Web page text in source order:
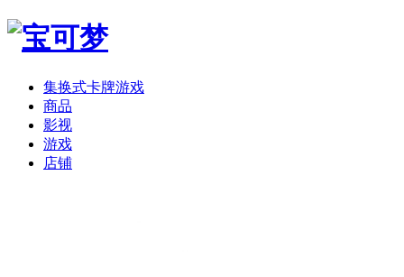
集换式卡牌游戏
商品
影视
游戏
店铺